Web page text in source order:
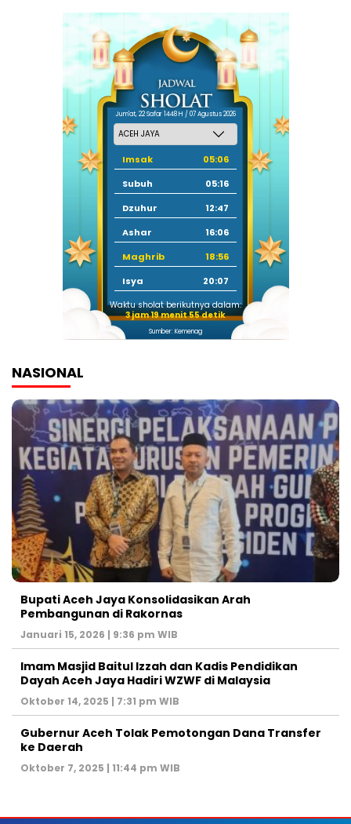
Jum'at, 22 Safar 1448 H / 07 Agustus 2026
Imsak
05:06
Subuh
05:16
Dzuhur
12:47
Ashar
16:06
Maghrib
18:56
Isya
20:07
Waktu sholat berikutnya dalam:
3 jam 19 menit 54 detik
Sumber: Kemenag
NASIONAL
Bupati Aceh Jaya Konsolidasikan Arah
Pembangunan di Rakornas
Januari 15, 2026 | 9:36 pm WIB
Imam Masjid Baitul Izzah dan Kadis Pendidikan
Dayah Aceh Jaya Hadiri WZWF di Malaysia
Oktober 14, 2025 | 7:31 pm WIB
Gubernur Aceh Tolak Pemotongan Dana Transfer
ke Daerah
Oktober 7, 2025 | 11:44 pm WIB